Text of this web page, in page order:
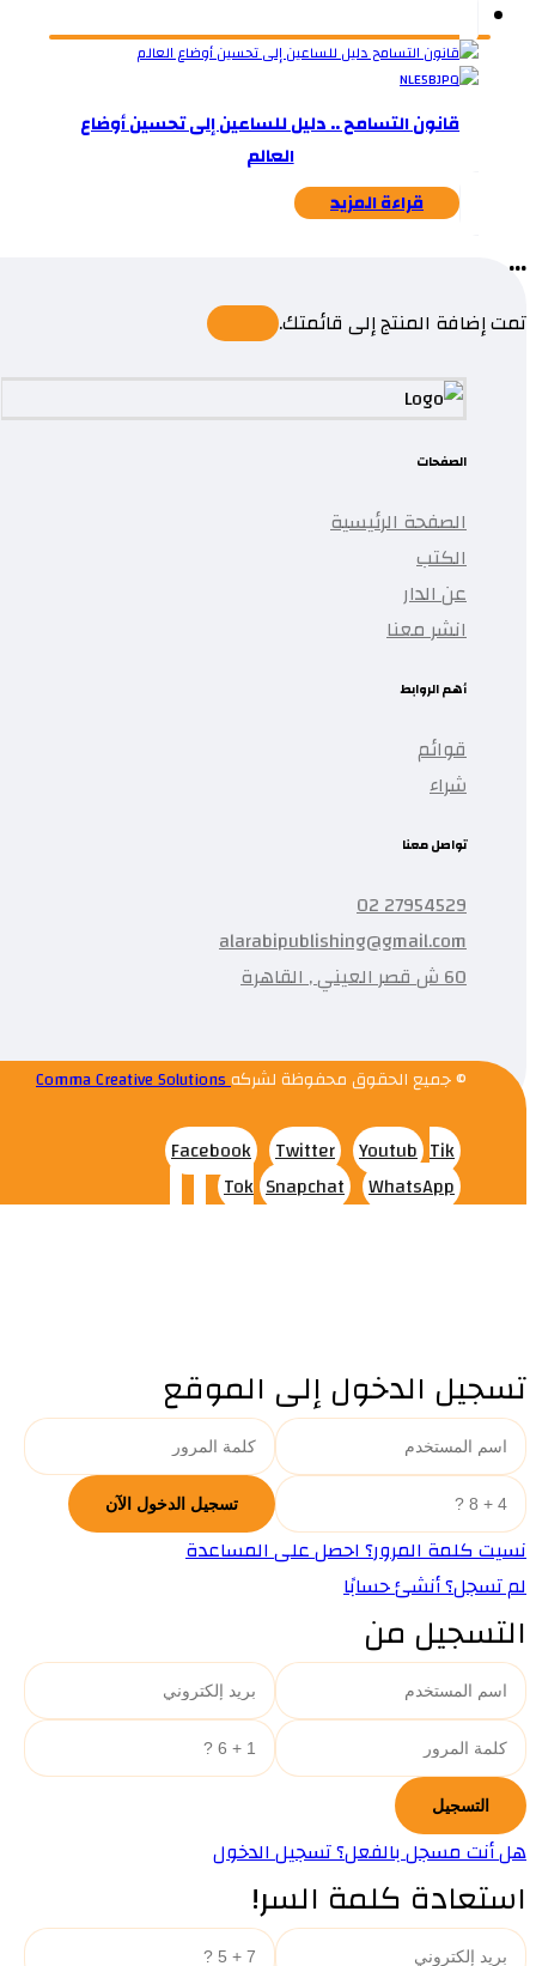
قانون التسامح .. دليل للساعين إلى تحسين أوضاع
العالم
قراءة المزيد
...
تمت إضافة المنتج إلى قائمتك.
الصفحات
الصفحة الرئيسية
الكتب
عن الدار
انشر معنا
أهم الروابط
قوائم
شراء
تواصل معنا
27954529 02
alarabipublishing@gmail.com
60 ش قصر العيني , القاهرة
© جميع الحقوق محفوظة لشركهComma Creative Solutions
Facebook Twitter Youtub Tik
Tok Snapchat WhatsApp
تسجيل الدخول إلى الموقع
نسيت كلمة المرور؟ احصل على المساعدة
لم تسجل؟ أنشئ حسابًا
التسجيل من
هل أنت مسجل بالفعل؟ تسجيل الدخول
استعادة كلمة السر!